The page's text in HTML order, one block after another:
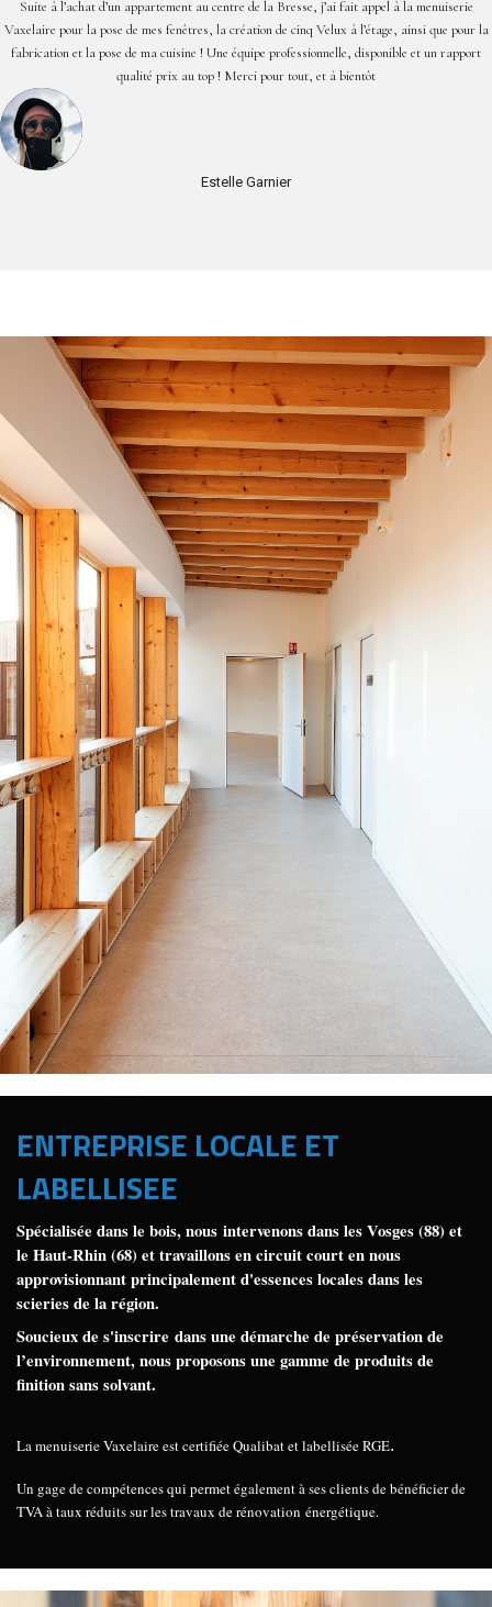
Suite à l’achat d’un appartement au centre de la Bresse, j’ai fait appel à la menuiserie
Vaxelaire pour la pose de mes fenêtres, la création de cinq Velux à l’étage, ainsi que pour la
fabrication et la pose de ma cuisine ! Une équipe professionnelle, disponible et un rapport
qualité prix au top ! Merci pour tout, et à bientôt
Estelle Garnier
ENTREPRISE LOCALE ET
LABELLISEE
Spécialisée dans le bois, nous intervenons dans les Vosges (88) et
le Haut-Rhin (68) et travaillons en circuit court en nous
approvisionnant principalement d'essences locales dans les
scieries de la région.
Soucieux de s'inscrire dans une démarche de préservation de
l’environnement, nous proposons une gamme de produits de
finition sans solvant.
La menuiserie Vaxelaire est certifiée Qualibat et labellisée RGE.
Un gage de compétences qui permet également à ses clients de bénéficier de
TVA à taux réduits sur les travaux de rénovation énergétique.